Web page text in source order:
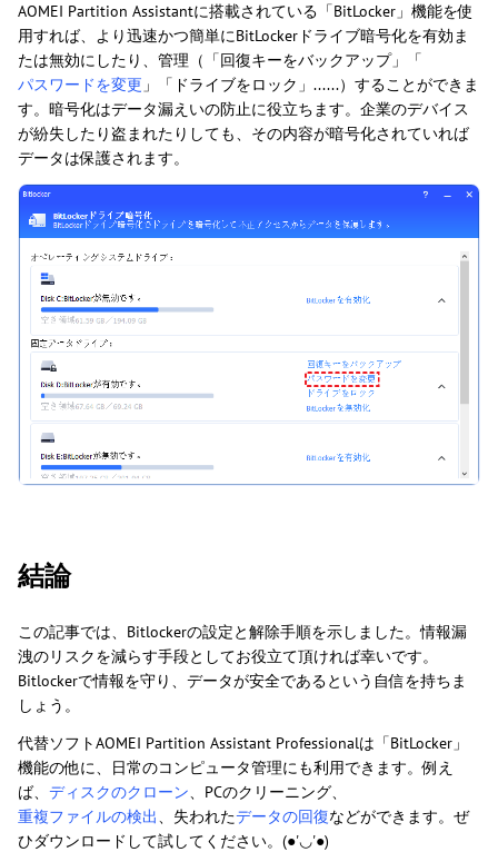
AOMEI Partition Assistantに搭載されている「BitLocker」機能を使
用すれば、より迅速かつ簡単にBitLockerドライブ暗号化を有効ま
たは無効にしたり、管理（「回復キーをバックアップ」「
パスワードを変更 」「ドライブをロック」......）することができま
す。暗号化はデータ漏えいの防止に役立ちます。企業のデバイス
が紛失したり盗まれたりしても、その内容が暗号化されていれば
データは保護されます。
結論
この記事では、Bitlockerの設定と解除手順を示しました。情報漏
洩のリスクを減らす手段としてお役立て頂ければ幸いです。
Bitlockerで情報を守り、データが安全であるという自信を持ちま
しょう。
代替ソフトAOMEI Partition Assistant Professionalは「BitLocker」
機能の他に、日常のコンピュータ管理にも利用できます。例え
ば、 ディスクのクローン 、PCのクリーニング、
重複ファイルの検出
、失われたデータの回復などができます。ぜ
ひダウンロードして試してください。(●'◡'●)